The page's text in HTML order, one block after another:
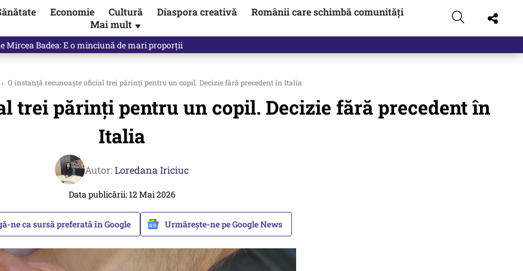
Economie Cultură Diaspora creativă
Românii care schimbă comunități
Mai mult ▼
Mircea Badea: E o minciună de mari proporții
› O instanță recunoaște oficial trei părinți pentru un copil. Decizie fără precedent în Italia
trei părinți pentru un copil. Decizie fără precedent în
Italia
Autor:Loredana Iriciuc
Data publicării: 12 Mai 2026
ne ca sursă preferată în Google Urmărește-ne pe Google News